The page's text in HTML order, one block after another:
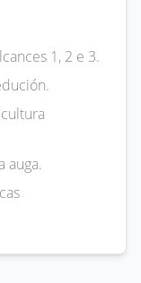
1, 2 e 3.
auga.